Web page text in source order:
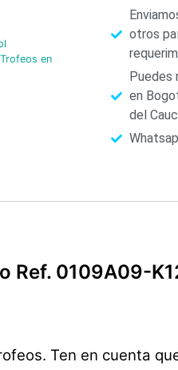
Trofeos en
otros
Puedes
en
del
Ref. 0109A09-
Ten en cuenta